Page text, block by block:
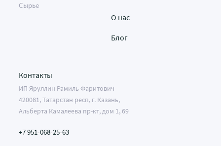
Сырье
О нас
Блог
Контакты
ИП Яруллин Рамиль Фаритович
420081, Татарстан респ, г. Казань,
Альберта Камалеева пр-кт, дом 1, 69
+7 951-068-25-63